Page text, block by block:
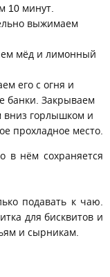
10 минут.
выжимаем
мёд и лимонный
его с огня и
банки. Закрываем
вниз горлышком и
прохладное место.
в нём сохраняется
подавать к чаю.
для бисквитов и
и сырникам.